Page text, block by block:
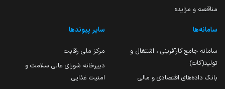
مناقصه و مزایده
سامانه‌ها
سامانه جامع کارآفرینی ، اشتغال و
تولید(کات)
بانک داده‌های اقتصادی و مالی
سایر پیوندها
مرکز ملی رقابت
دبیرخانه شورای عالی سلامت و
امنیت غذایی